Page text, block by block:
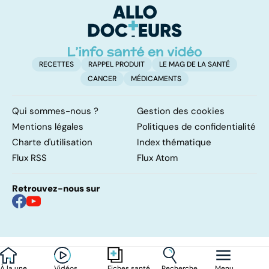
étroits
RECETTES RAPPEL PRODUIT
LE MAG DE LA SANTÉ
CANCER
MÉDICAMENTS
Qui sommes-nous ?
Gestion des cookies
Mentions légales
Politiques de confidentialité
Charte d'utilisation
Index thématique
Flux RSS
Flux Atom
Retrouvez-nous sur